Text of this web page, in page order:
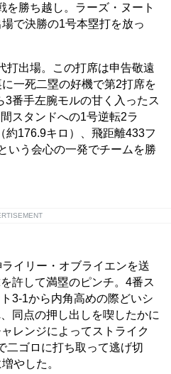
を勝ち越し。ラーズ・ヌート
で決勝の1号本塁打を放っ
出場。この打席は申告敬遠
一死二塁の好機で第2打席を
番手左腕モルの甘く入ったス
スタンドへの1号逆転2ラ
約176.9キロ）、飛距離433フ
いう会心の一発でチームを勝
イリー・オブライエンを送
許して満塁のピンチ。4番ス
3-1から内角高めの際どいシ
同点の押し出しを喫したかに
レンジによってストライク
二ゴロに打ち取って逃げ切
やした。